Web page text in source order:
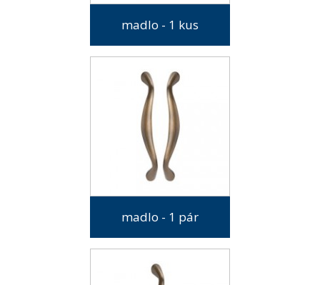
madlo - 1 kus
madlo - 1 pár